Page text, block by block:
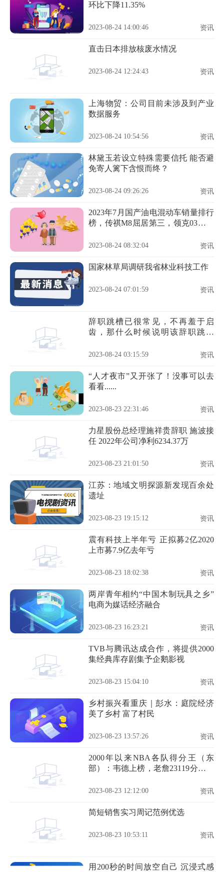
环比下降11.35%
2023-08-24 14:00:46 资讯
​直击日本排放核废水情况
2023-08-24 12:24:43 资讯
上海物贸：公司目前未涉及到产业
数据服务
2023-08-24 10:54:56 资讯
林黛玉若设立特殊需要信托 能否避
免寄人篱下含恨而终？
2023-08-24 09:26:26 资讯
2023年7月国产油电混动车销量排行
榜，传祺M8屈居第三，领克03成最
2023-08-24 08:32:04 资讯
国家林草局调研我省林业科技工作
2023-08-24 07:01:59 资讯
辞职跳槽已很常见，不再羞于启
齿，那什么时候说明该辞职跳槽
2023-08-24 03:15:59 资讯
“人才夜市”又开张了！没事可以去
看看......
2023-08-23 22:31:46 资讯
力星股份总经理施祥贵辞职 施波接
任 2022年公司净利6234.37万
2023-08-23 21:01:50 资讯
江苏：地域文明探源新发现百余处
遗址
2023-08-23 19:15:12 资讯
震有科技上半年亏 正拟募2亿2020
上市募7.9亿去年亏
2023-08-23 18:02:38 资讯
两岸青年相约“中国木制玩具之乡”
电商为媒话经济融合
2023-08-23 16:23:21 资讯
TVB与腾讯达成合作，将提供2000
集经典库存剧集予企鹅影视
2023-08-23 15:04:10 资讯
乡村振兴看重庆｜彭水：庭院经济
美了乡村 富了村民
2023-08-23 13:57:26 资讯
2000年以来NBA各队得分王（东
部）：韦德上榜，老詹23119分排第
2023-08-23 12:12:00 资讯
简短销售实习周记范例优选
2023-08-23 10:53:11 资讯
用200秒的时间放空自己 沉浸式感